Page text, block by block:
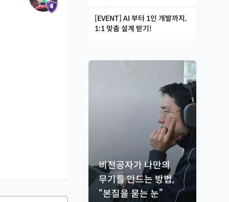
[EVENT] AI 부터 1인 개발까지,
1:1 맞춤 설계 받기!
비전공자가 나만의
무기를 만드는 방법,
“본질을 묻는 눈”